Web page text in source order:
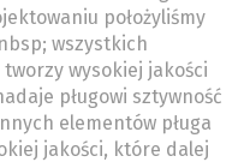
położyliśmy
wszystkich
wysokiej jakości
pługowi sztywność
elementów pługa
jakości, które dalej